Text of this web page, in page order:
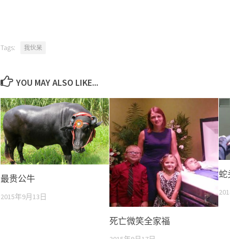
Tags: 我伙呆
YOU MAY ALSO LIKE...
最贵公牛
2015年9月13日
死亡微笑全家福
蛇